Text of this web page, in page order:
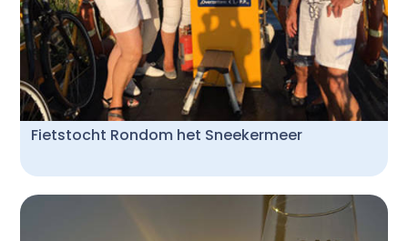
Fietstocht Rondom het Sneekermeer